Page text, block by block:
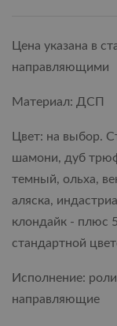
Цена указана в
направляющими
Материал: ДСП
Цвет: на выбор.
шамони, дуб
темный, ольха,
аляска,
клондайк - плюс
стандартной
Исполнение:
направляющие